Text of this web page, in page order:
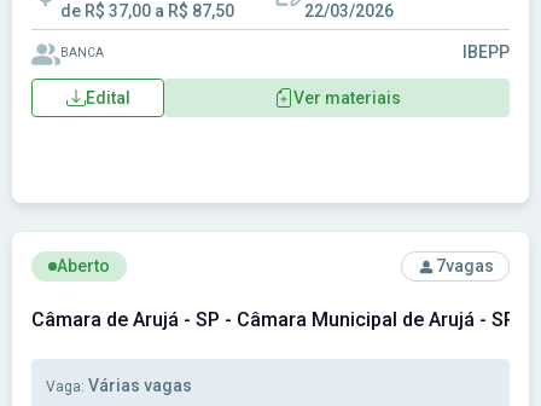
de R$ 37,00 a R$ 87,50 22/03/2026
BANCA IBEPP
Edital Ver materiais
Ver concurso: Câmara de Arujá - SP - Câmara Municipal de
Aberto 7vagas
Câmara de Arujá - SP - Câmara Municipal de Arujá - SP
Vaga: Várias vagas